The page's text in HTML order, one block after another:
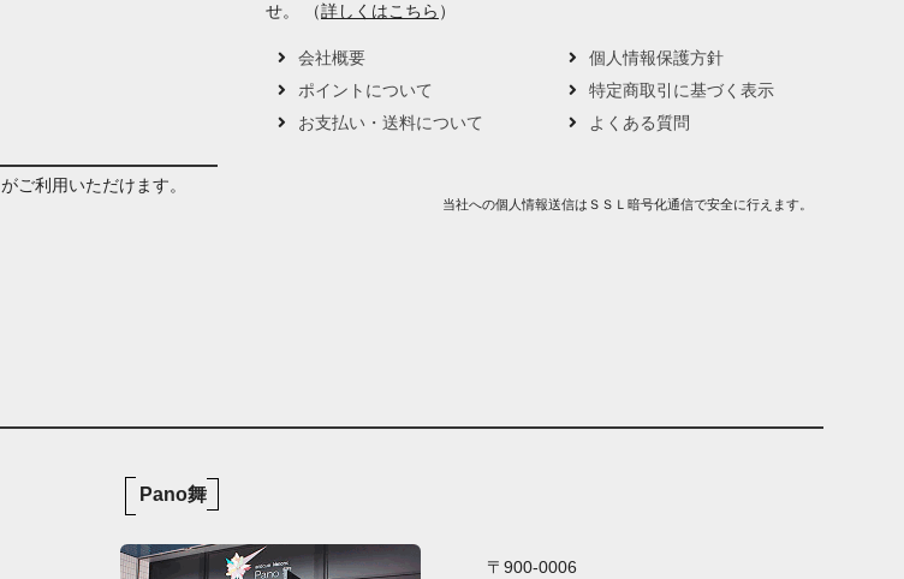
がご利用いただけます。
せ。 （詳しくはこちら ）
会社概要
ポイントについて
お支払い・送料について
個人情報保護方針
特定商取引に基づく表示
よくある質問
当社への個人情報送信はＳＳＬ暗号化通信で安全に行えます。
Pano舞
〒900-0006